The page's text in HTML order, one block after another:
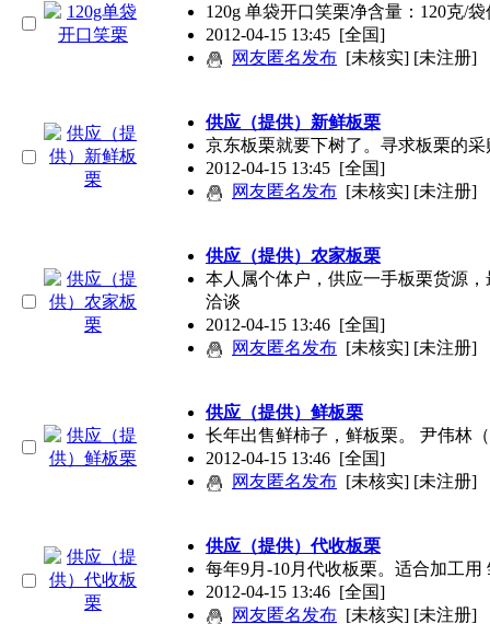
120g 单袋开口笑栗净含量：120克/
2012-04-15 13:45 [全国]
网友匿名发布 [未核实] [未注册]
供应（提供）新鲜板栗
京东板栗就要下树了。寻求板栗的采
2012-04-15 13:45 [全国]
网友匿名发布 [未核实] [未注册]
供应（提供）农家板栗
本人属个体户，供应一手板栗货源
洽谈
2012-04-15 13:46 [全国]
网友匿名发布 [未核实] [未注册]
供应（提供）鲜板栗
长年出售鲜柿子，鲜板栗。 尹伟林
2012-04-15 13:46 [全国]
网友匿名发布 [未核实] [未注册]
供应（提供）代收板栗
每年9月-10月代收板栗。适合加工用
2012-04-15 13:46 [全国]
网友匿名发布 [未核实] [未注册]